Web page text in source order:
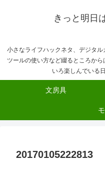
きっと明日
小さなライフハックネタ、デジタ
ツールの使い方など綴るところか
いろ楽しんでいる
文房具
20170105222813